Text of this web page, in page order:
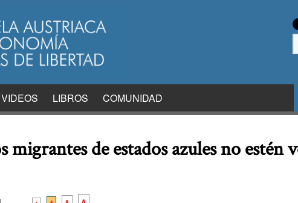
VIDEOS LIBROS COMUNIDAD
migrantes de estados azules no estén